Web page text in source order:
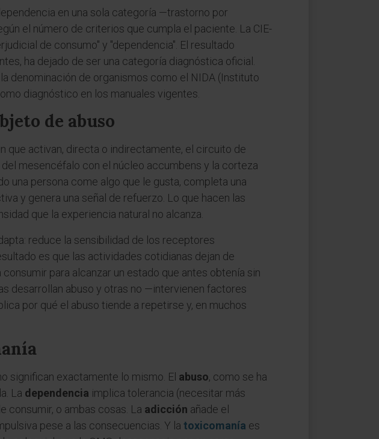
en una sola categoría —trastorno por
el número de criterios que cumpla el paciente. La CIE-
de consumo" y "dependencia". El resultado
ha dejado de ser una categoría diagnóstica oficial.
denominación de organismos como el NIDA (Instituto
diagnóstico en los manuales vigentes.
de abuso
que activan, directa o indirectamente, el circuito de
mesencéfalo con el núcleo accumbens y la corteza
una persona come algo que le gusta, completa una
y genera una señal de refuerzo. Lo que hacen las
que la experiencia natural no alcanza.
reduce la sensibilidad de los receptores
es que las actividades cotidianas dejan de
para alcanzar un estado que antes obtenía sin
desarrollan abuso y otras no —intervienen factores
por qué el abuso tiende a repetirse y, en muchos
significan exactamente lo mismo. El abuso, como se ha
La dependencia implica tolerancia (necesitar más
consumir, o ambas cosas. La adicción añade el
pese a las consecuencias. Y la toxicomanía es